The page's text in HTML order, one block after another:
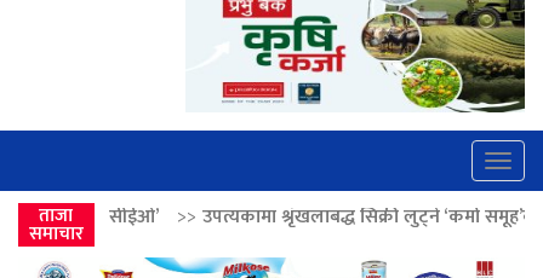
ताजा
समाचार
उपत्यकामा श्रृंखलाबद्ध सिक्री लुट्ने ‘कर्मा समूह’का नाइकेसहित पाँच पक्राउ